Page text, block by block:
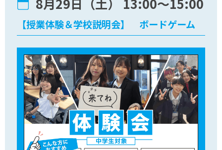
8月29日（土） 13:00〜15:00
【授業体験＆学校説明会】 ボードゲーム